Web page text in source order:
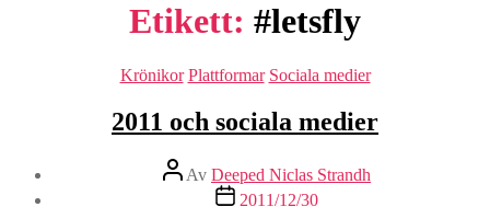
Etikett: #letsfly
Kategorier
Krönikor Plattformar Sociala medier
2011 och sociala medier
Inläggsförfattare
Av Deeped Niclas Strandh
Inläggsdatum
2011/12/30